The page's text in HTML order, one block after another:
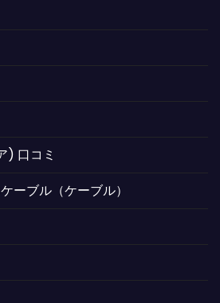
) 口コミ
ーブル（ケーブル）